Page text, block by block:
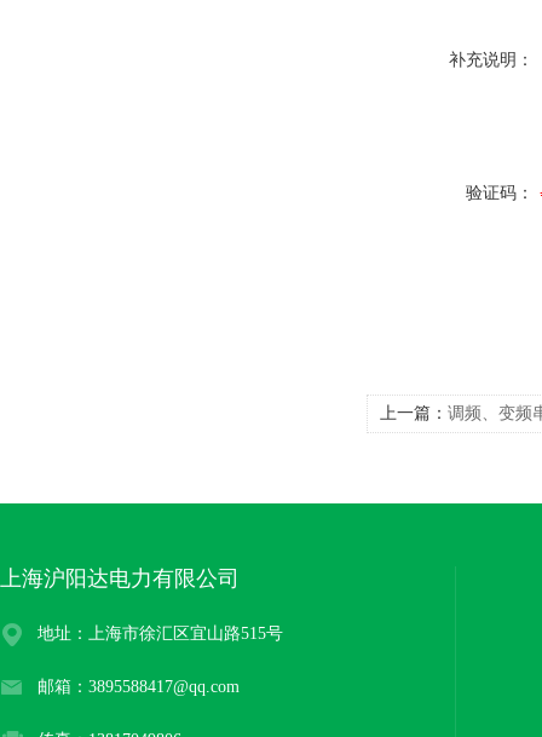
补充说明：
验证码：
上一篇： 调频、变频
上海沪阳达电力有限公司
地址：上海市徐汇区宜山路515号
邮箱：3895588417@qq.com